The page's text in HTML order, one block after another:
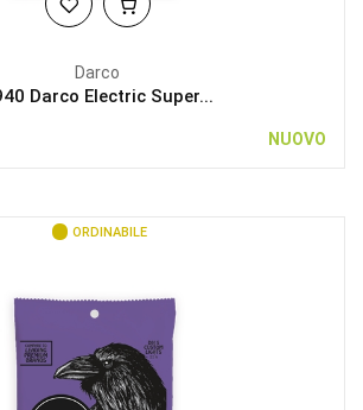
Darco
Darco Electric Super...
NUOVO
ORDINABILE